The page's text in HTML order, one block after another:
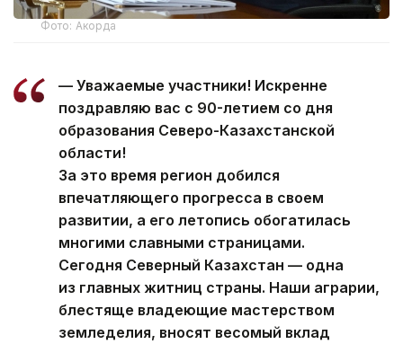
Фото: Акорда
— Уважаемые участники! Искренне
поздравляю вас с 90-летием со дня
образования Северо-Казахстанской
области!
За это время регион добился
впечатляющего прогресса в своем
развитии, а его летопись обогатилась
многими славными страницами.
Сегодня Северный Казахстан — одна
из главных житниц страны. Наши аграрии,
блестяще владеющие мастерством
земледелия, вносят весомый вклад